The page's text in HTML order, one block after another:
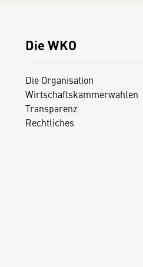
Die WKO
Die Organisation
Wirtschaftskammerwahlen
Transparenz
Rechtliches